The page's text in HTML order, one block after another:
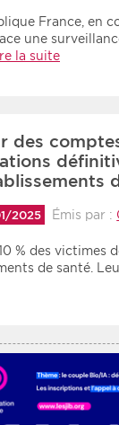
France, en
une
la suite
des
2025 Émis par :
% des victimes
de santé.